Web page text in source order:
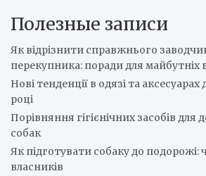
Полезные записи
Як відрізнити справжнього
перекупника: поради для майбутніх
Нові тенденції в одязі та аксесуарах
році
Порівняння гігієнічних засобів для
собак
Як підготувати собаку до подорожі:
власників